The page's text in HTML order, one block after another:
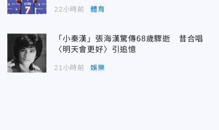
22小時前 體育
「小秦漢」張海漢驚傳68歲驟逝 昔合唱
〈明天會更好〉引追憶
21小時前 娛樂